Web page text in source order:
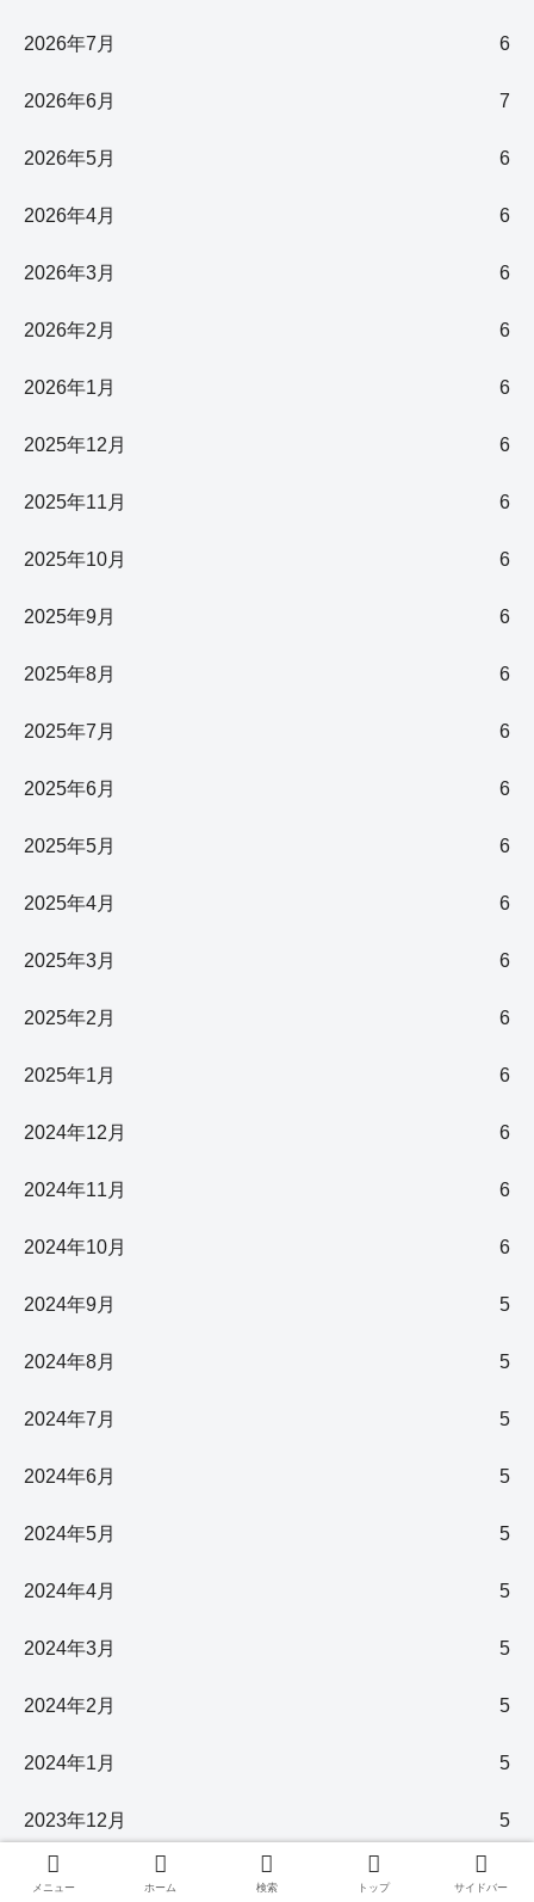
2026年7月 6
2026年6月 7
2026年5月 6
2026年4月 6
2026年3月 6
2026年2月 6
2026年1月 6
2025年12月 6
2025年11月 6
2025年10月 6
2025年9月 6
2025年8月 6
2025年7月 6
2025年6月 6
2025年5月 6
2025年4月 6
2025年3月 6
2025年2月 6
2025年1月 6
2024年12月 6
2024年11月 6
2024年10月 6
2024年9月 5
2024年8月 5
2024年7月 5
2024年6月 5
2024年5月 5
2024年4月 5
2024年3月 5
2024年2月 5
2024年1月 5
2023年12月 5
2023年11月
メニュー ホーム 検索 トップ サイドバー